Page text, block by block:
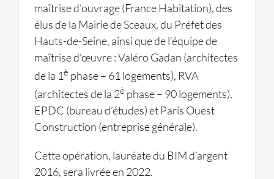
maîtrise d’ouvrage (France Habitation), des
élus de la Mairie de Sceaux, du Préfet des
Hauts-de-Seine, ainsi que de l’équipe de
maîtrise d’œuvre : Valéro Gadan (architectes
de la 1è phase – 61 logements), RVA
(architectes de la 2è phase – 90 logements),
EPDC (bureau d’études) et Paris Ouest
Construction (entreprise générale).
Cette opération, lauréate du BIM d’argent
2016, sera livrée en 2022.